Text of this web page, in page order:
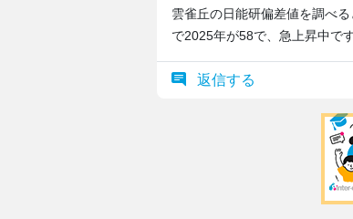
雲雀丘の日能研偏差値を調べ
で2025年が58で、急上昇中です
返信する